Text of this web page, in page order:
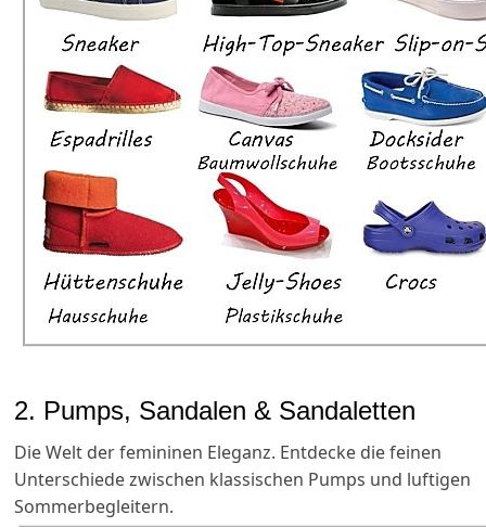
2. Pumps, Sandalen & Sandaletten
Die Welt der femininen Eleganz. Entdecke die feinen
Unterschiede zwischen klassischen Pumps und luftigen
Sommerbegleitern.